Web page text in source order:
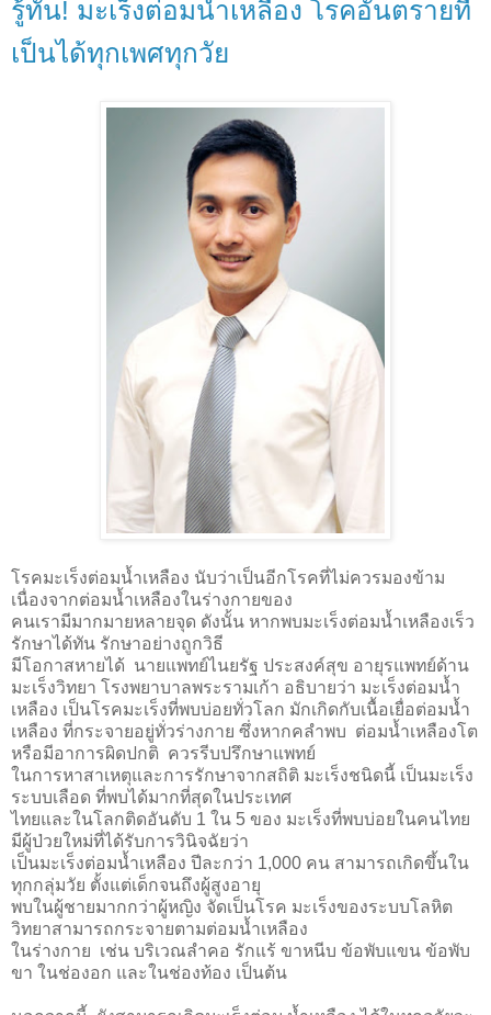
รู้ทัน! มะเร็งต่อมน้ำเหลือง โรคอันตรายที่
เป็นได้ทุกเพศทุกวัย
โรคมะเร็งต่อมน้ำเหลือง นับว่าเป็นอีกโรคที่ไม่ควรมองข้าม
เนื่องจากต่อมน้ำเหลืองในร่างกายของ
คนเรามีมากมายหลายจุด ดังนั้น หากพบมะเร็งต่อมน้ำเหลืองเร็ว
รักษาได้ทัน รักษาอย่างถูกวิธี
มีโอกาสหายได้ นายแพทย์ไนยรัฐ ประสงค์สุข อายุรแพทย์ด้าน
มะเร็งวิทยา โรงพยาบาลพระรามเก้า อธิบายว่า มะเร็งต่อมน้ำ
เหลือง เป็นโรคมะเร็งที่พบบ่อยทั่วโลก มักเกิดกับเนื้อเยื่อต่อมน้ำ
เหลือง ที่กระจายอยู่ทั่วร่างกาย ซึ่งหากคลำพบ ต่อมน้ำเหลืองโต
หรือมีอาการผิดปกติ ควรรีบปรึกษาแพทย์
ในการหาสาเหตุและการรักษาจากสถิติ มะเร็งชนิดนี้ เป็นมะเร็ง
ระบบเลือด ที่พบได้มากที่สุดในประเทศ
ไทยและในโลกติดอันดับ 1 ใน 5 ของ มะเร็งที่พบบ่อยในคนไทย
มีผู้ป่วยใหม่ที่ได้รับการวินิจฉัยว่า
เป็นมะเร็งต่อมน้ำเหลือง ปีละกว่า 1,000 คน สามารถเกิดขึ้นใน
ทุกกลุ่มวัย ตั้งแต่เด็กจนถึงผู้สูงอายุ
พบในผู้ชายมากกว่าผู้หญิง จัดเป็นโรค มะเร็งของระบบโลหิต
วิทยาสามารถกระจายตามต่อมน้ำเหลือง
ในร่างกาย เช่น บริเวณลำคอ รักแร้ ขาหนีบ ข้อพับแขน ข้อพับ
ขา ในช่องอก และในช่องท้อง เป็นต้น